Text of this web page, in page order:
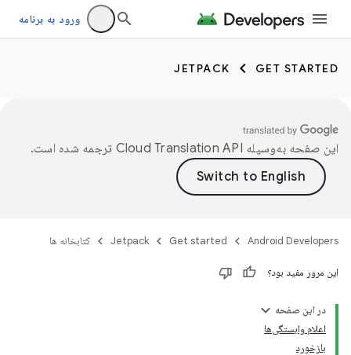
ورود به برنامه
GET STARTED
JETPACK
این صفحه به‌وسیله ترجمه شده است.
Android Developers
Get started
Jetpack کتابخانه ها
این مرور مفید بود؟
در این صفحه
اعلام وابستگی‌ها
بازخورد